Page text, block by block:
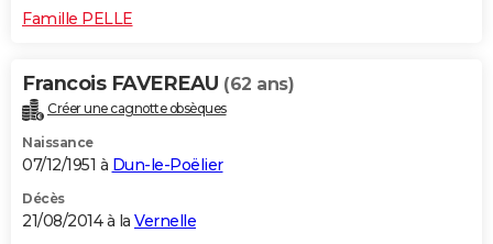
Famille PELLE
Francois FAVEREAU (62 ans)
Créer une cagnotte obsèques
Naissance
07/12/1951 à Dun-le-Poëlier
Décès
21/08/2014 à la Vernelle